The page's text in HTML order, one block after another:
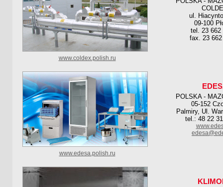
ul.
09-100
tel. 23 662
fax. 23
www.coldex.polish.ru
POLSKA -
05-152
Palmiry, Ul.
tel.: 48 22
www.edesa.polish.ru